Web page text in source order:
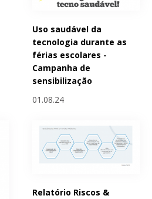
Uso saudável da
tecnologia durante as
férias escolares -
Campanha de
sensibilização
01.08.24
Relatório Riscos &